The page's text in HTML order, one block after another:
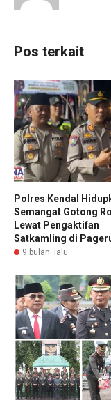
Pos terkait
Polres Kendal
Semangat Gotong
Lewat Pengaktifan
Satkamling di
9 bulan lalu